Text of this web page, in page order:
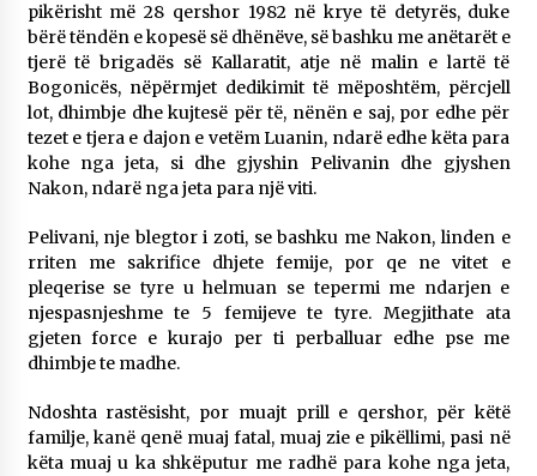
NË KALLARAT, NË “FSHATIN E DJEGUR” U
ZHVILLUA EDICIONI I TRETË I PIKNIKU
PRANVEROR
26/05/2026
Gazeta Kallarati nr. 117
03/05/2026
Gazeta Kallarati nr. 116
28/01/2026
Mbi kockat e martirëve ngrihet Atdheu
17/10/2025
Gazeta Kallarati nr. 115
14/10/2025
Faksimilet e një 83 vjetori lufte: Çfarë shkruan
Vexhi Buharaja për Heroin e Popullit, Mumin
Selami.
pikërisht më 28 qershor 1982 në krye të detyrës, duke
bërë tëndën e kopesë së dhënëve, së bashku me anëtarët e
tjerë të brigadës së Kallaratit, atje në malin e lartë të
Bogonicës, nëpërmjet dedikimit të mëposhtëm, përcjell
lot, dhimbje dhe kujtesë për të, nënën e saj, por edhe për
tezet e tjera e dajon e vetëm Luanin, ndarë edhe këta para
kohe nga jeta, si dhe gjyshin Pelivanin dhe gjyshen
Nakon, ndarë nga jeta para një viti.
Pelivani, nje blegtor i zoti, se bashku me Nakon, linden e
rriten me sakrifice dhjete femije, por qe ne vitet e
pleqerise se tyre u helmuan se tepermi me ndarjen e
njespasnjeshme te 5 femijeve te tyre. Megjithate ata
gjeten force e kurajo per ti perballuar edhe pse me
dhimbje te madhe.
Ndoshta rastësisht, por muajt prill e qershor, për këtë
familje, kanë qenë muaj fatal, muaj zie e pikëllimi, pasi në
këta muaj u ka shkëputur me radhë para kohe nga jeta,